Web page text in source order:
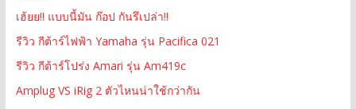
เฮ้ยย!! แบบนี้มัน ก๊อป กันรึเปล่า!!
รีวิว กีต้าร์ไฟฟ้า Yamaha รุ่น Pacifica 021
รีวิว กีต้าร์โปร่ง Amari รุ่น Am419c
Amplug VS iRig 2 ตัวไหนน่าใช้กว่ากัน